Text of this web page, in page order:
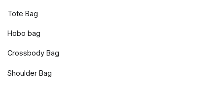
Tote Bag
Hobo bag
Crossbody Bag
Shoulder Bag